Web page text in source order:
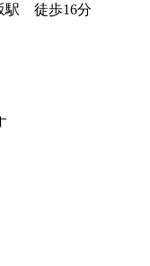
駅 徒歩16分